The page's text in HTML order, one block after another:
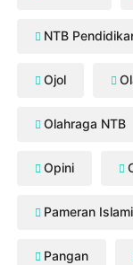
NTB
Ojol
Olahraga NTB
Opini
Pameran
Pangan